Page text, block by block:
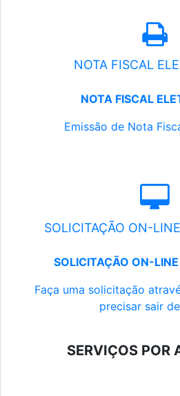
NOTA FISCAL
NOTA FISCAL
Emissão de Nota
SOLICITAÇÃO ON-
SOLICITAÇÃO ON-
Faça uma solicitação
precisar sair
SERVIÇOS POR